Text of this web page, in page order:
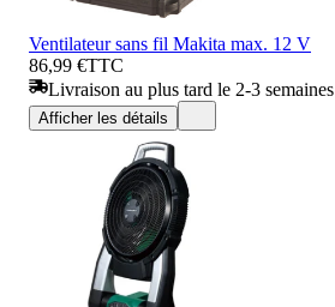
Ventilateur sans fil Makita max. 12 V
86,99 €TTC
Livraison au plus tard le 2-3 semaines
Afficher les détails